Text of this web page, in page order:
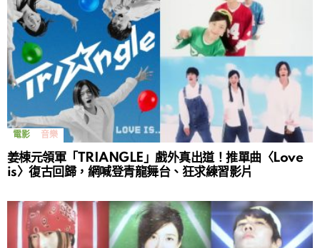
電影 音樂
姜棟元領軍「TRIANGLE」戲外真出道！推單曲〈Love
is〉復古回歸，網喊登青龍舞台、狂求練習影片